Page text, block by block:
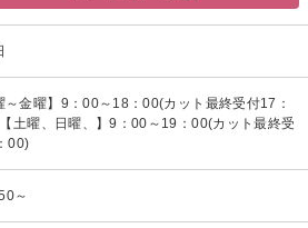
～金曜】9：00～18：00(カット最終受付17：
土曜、日曜、】9：00～19：00(カット最終受
00)
～